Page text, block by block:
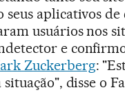
seus aplicativos de
usuários nos
e
Zuckerberg:
disse o